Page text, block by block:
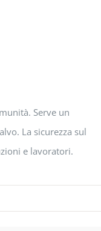
Serve un
La sicurezza sul
e lavoratori.